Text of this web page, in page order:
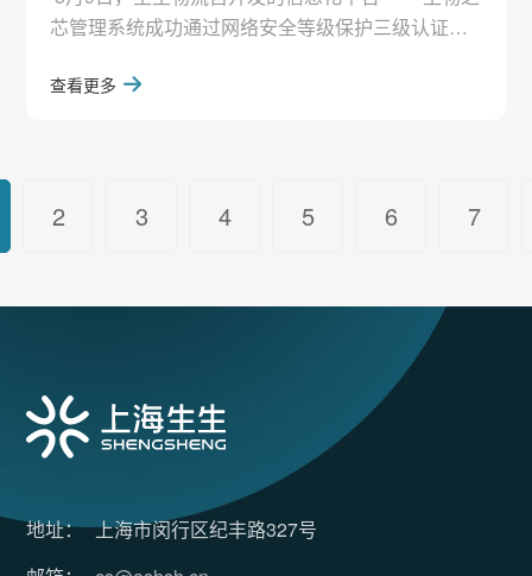
芯管理系统成功通过网络安全等级保护三级认证。
的高级别安全要求，通过认证标志着生物之芯管理
物之芯管理系统已集齐三项权威合规认可：
查看更多
2 3 4 5 6 7
地址： 上海市闵行区纪丰路327号